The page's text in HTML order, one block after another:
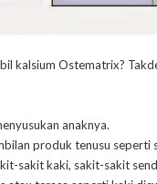
kalsium Ostematrix?
anaknya.
produk tenusu seperti
sakit kaki, sakit-sakit